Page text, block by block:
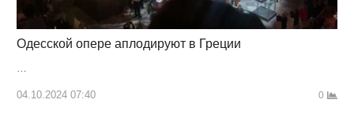
Одесской опере аплодируют в Греции
04.10.2024 07:40 0